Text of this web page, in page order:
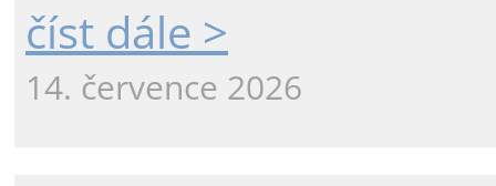
číst dále >
14. července 2026